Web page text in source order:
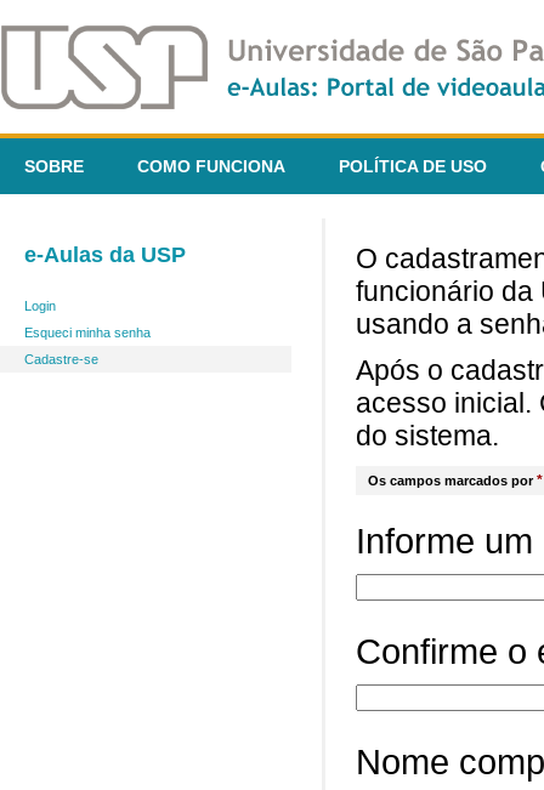
SOBRE COMO FUNCIONA POLÍTICA DE USO
e-Aulas da USP
Login
Esqueci minha senha
Cadastre-se
O
funcionário da
usando a
Após o
acesso inicial.
do sistema.
Os campos marcados por*
Informe
Confirme o
Nome